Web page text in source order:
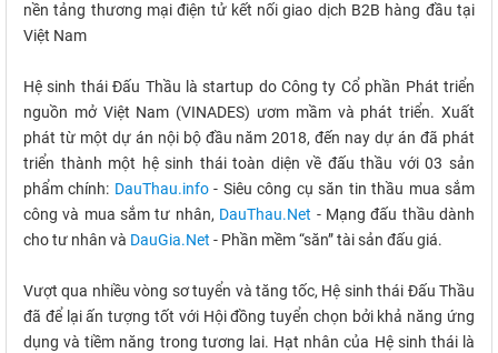
nền tảng thương mại điện tử kết nối giao dịch B2B hàng đầu tại
Việt Nam
Hệ sinh thái Đấu Thầu là startup do Công ty Cổ phần Phát triển
nguồn mở Việt Nam (VINADES) ươm mầm và phát triển. Xuất
phát từ một dự án nội bộ đầu năm 2018, đến nay dự án đã phát
triển thành một hệ sinh thái toàn diện về đấu thầu với 03 sản
phẩm chính: DauThau.info- Siêu công cụ săn tin thầu mua sắm
công và mua sắm tư nhân, DauThau.Net - Mạng đấu thầu dành
cho tư nhân và DauGia.Net - Phần mềm “săn” tài sản đấu giá.
Vượt qua nhiều vòng sơ tuyển và tăng tốc, Hệ sinh thái Đấu Thầu
đã để lại ấn tượng tốt với Hội đồng tuyển chọn bởi khả năng ứng
dụng và tiềm năng trong tương lai. Hạt nhân của Hệ sinh thái là